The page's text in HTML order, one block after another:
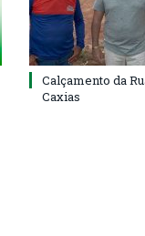
Calçamento da
Caxias